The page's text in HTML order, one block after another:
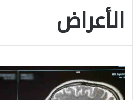
الأعراض